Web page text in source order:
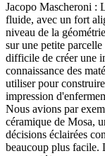
Jacopo Mascheroni :
fluide, avec un fort
niveau de la
sur une petite
difficile de créer une
connaissance des
utiliser pour
impression
Nous avions par
céramique de Mosa,
décisions éclairées
beaucoup plus facile.